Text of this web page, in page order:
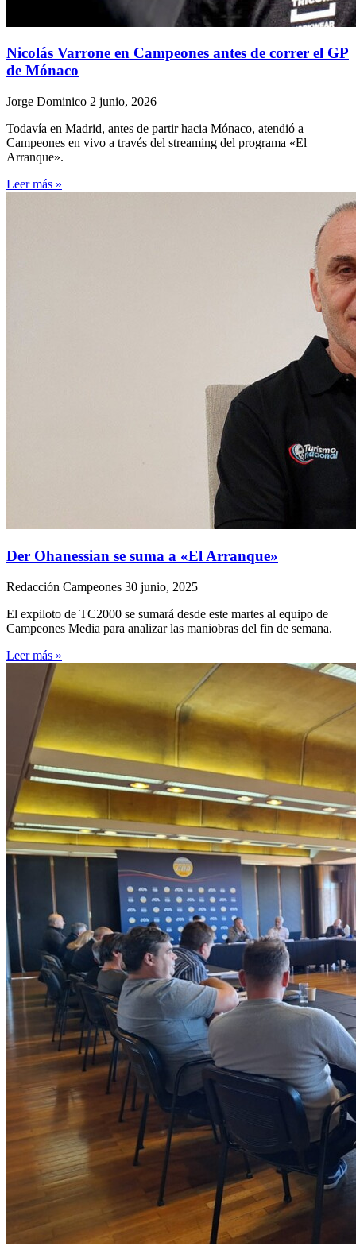
Nicolás Varrone en Campeones antes de correr el GP
de Mónaco
Jorge Dominico 2 junio, 2026
Todavía en Madrid, antes de partir hacia Mónaco, atendió a
Campeones en vivo a través del streaming del programa «El
Arranque».
Leer más »
Der Ohanessian se suma a «El Arranque»
Redacción Campeones 30 junio, 2025
El expiloto de TC2000 se sumará desde este martes al equipo de
Campeones Media para analizar las maniobras del fin de semana.
Leer más »